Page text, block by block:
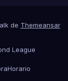
de Themeansar
League
Horario